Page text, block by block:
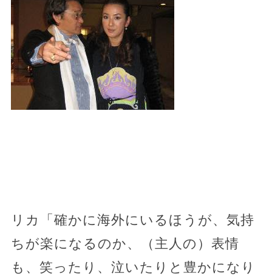
リカ「確かに海外にいるほうが、気持
ちが楽になるのか、（主人の）表情
も、笑ったり、泣いたりと豊かになり